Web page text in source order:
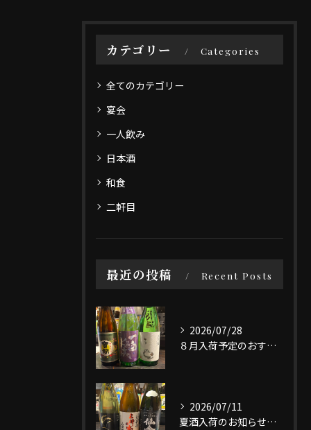
カテゴリー Categories
全てのカテゴリー
宴会
一人飲み
日本酒
和食
二軒目
最近の投稿 Recent Posts
2026/07/28
８月入荷予定のおすすめ日本酒3選です。
2026/07/11
夏酒入荷のお知らせです。